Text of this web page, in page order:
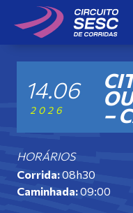
content
14.06
2026 –
HORÁRIOS
Corrida:08h30
Caminhada:09:00